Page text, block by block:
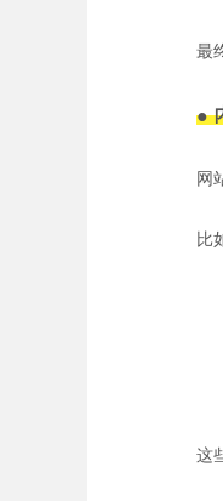
最
●
网
比
这